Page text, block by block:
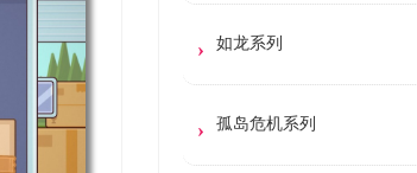
如龙系列
孤岛危机系列